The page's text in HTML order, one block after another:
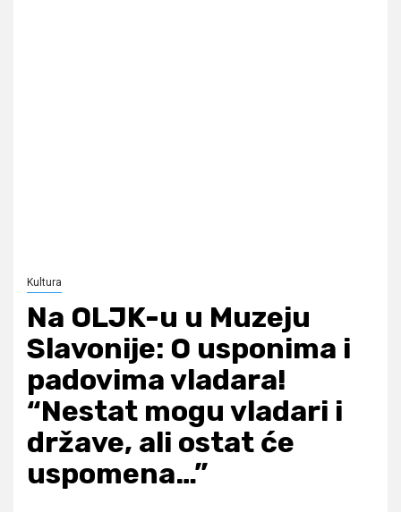
Kultura
Na OLJK-u u Muzeju
Slavonije: O usponima i
padovima vladara!
“Nestat mogu vladari i
države, ali ostat će
uspomena…”